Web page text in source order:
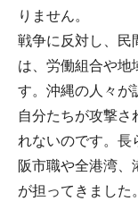
りません。
戦争に反対し、民
は、労働組合や地
す。沖縄の人々が
自分たちが攻撃さ
れないのです。長
阪市職や全港湾、
が担ってきました。